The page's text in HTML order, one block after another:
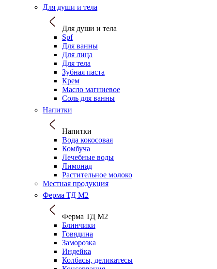
Для души и тела
Для души и тела
Spf
Для ванны
Для лица
Для тела
Зубная паста
Крем
Масло магниевое
Соль для ванны
Напитки
Напитки
Вода кокосовая
Комбуча
Лечебные воды
Лимонад
Растительное молоко
Местная продукция
Ферма ТД М2
Ферма ТД М2
Блинчики
Говядина
Заморозка
Индейка
Колбасы, деликатесы